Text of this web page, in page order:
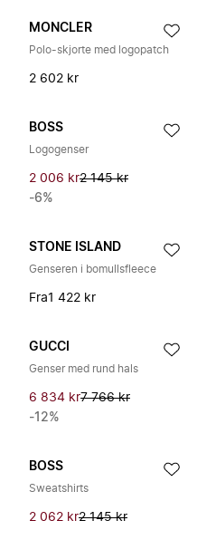
MONCLER
Polo-skjorte med logopatch
2 602 kr
BOSS
Logogenser
2 006 kr2 145 kr
-6%
STONE ISLAND
Genseren i bomullsfleece
Fra1 422 kr
GUCCI
Genser med rund hals
6 834 kr7 766 kr
-12%
BOSS
Sweatshirts
2 062 kr2 145 kr